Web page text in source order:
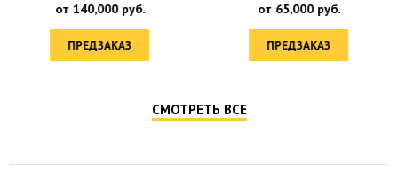
от 140,000руб.
ПРЕДЗАКАЗ
от 65,000руб.
ПРЕДЗАКАЗ
СМОТРЕТЬ ВСЕ